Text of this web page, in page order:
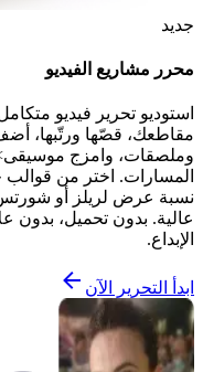
جديد
محرر مشاريع الفيديو
استوديو تحرير فيديو
مقاطعك، قصّها ورتّبها،
وملصقات، وامزج موسيقى>
المسارات. اختر من
نسبة عرض لريلز أو
عالية. بدون تحميل، بدون
الإبداع.
ابدأ التحرير الآن